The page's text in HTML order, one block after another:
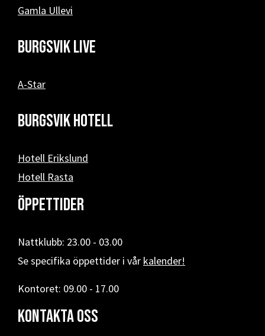
Gamla Ullevi
Burgsvik Live
A-Star
Burgsvik hotell
Hotell Erikslund
Hotell Rasta
Öppettider
Nattklubb: 23.00 - 03.00
Se specifika öppettider i vår kalender!
Kontoret: 09.00 - 17.00
Kontakta oss